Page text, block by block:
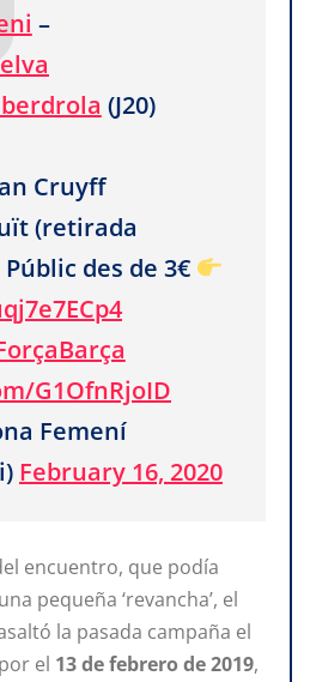
–
(J20)
Cruyff
(retirada
des de 3€
G1OfnRjoID
Femení
February 16, 2020
encuentro, que podía
pequeña ‘revancha’, el
la pasada campaña el
el 13 de febrero de 2019,